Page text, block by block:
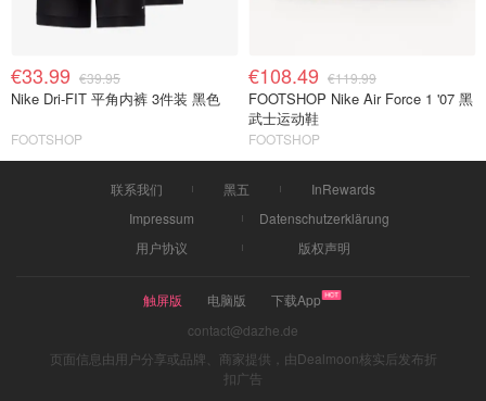
€33.99 €39.95
Nike Dri-FIT 平角内裤 3件装 黑色
FOOTSHOP
€108.49 €119.99
FOOTSHOP Nike Air Force 1 '07 黑
武士运动鞋
FOOTSHOP
联系我们 黑五
InRewards
Impressum
Datenschutzerklärung
用户协议
版权声明
触屏版 电脑版
下载App
contact@dazhe.de
页面信息由用户分享或品牌、商家提供，由Dealmoon核实后发布折
扣广告